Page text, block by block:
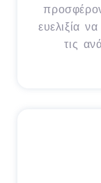
ευελιξία
τις